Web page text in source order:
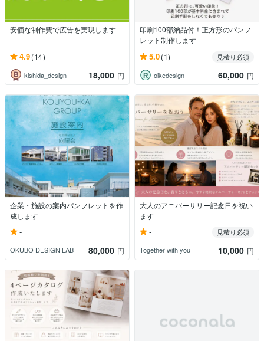
安価な制作費で広告を実現します
4.9(14)
kishida_design 18,000 円
印刷100部納品付！正方形のパンフ
レット制作します
5.0(1)
見積り必須
oikedesign
60,000 円
企業・施設の案内パンフレットを作
成します
-
OKUBO DESIGN LAB 80,000 円
大人のアニバーサリー記念日を祝い
ます
-
見積り必須
Together with you
10,000 円